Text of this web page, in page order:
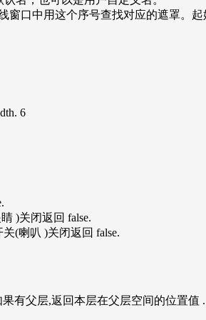
窗口中用这个序号查找对应的遮罩。起
6
)关闭返回 false.
(喇叭 )关闭返回 false.
有父层,返回本层在父层空间的位置值 .